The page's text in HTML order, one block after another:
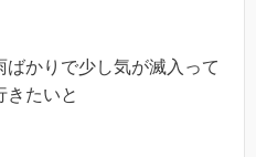
かりで少し気が滅入って
きたいと